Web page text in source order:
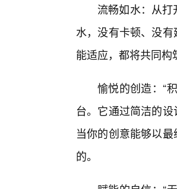
流畅如水：从
水，没有卡顿、没
能适应，都将共同构
愉悦的创造：“
台。它通过简洁的
当你的创意能够以
的。